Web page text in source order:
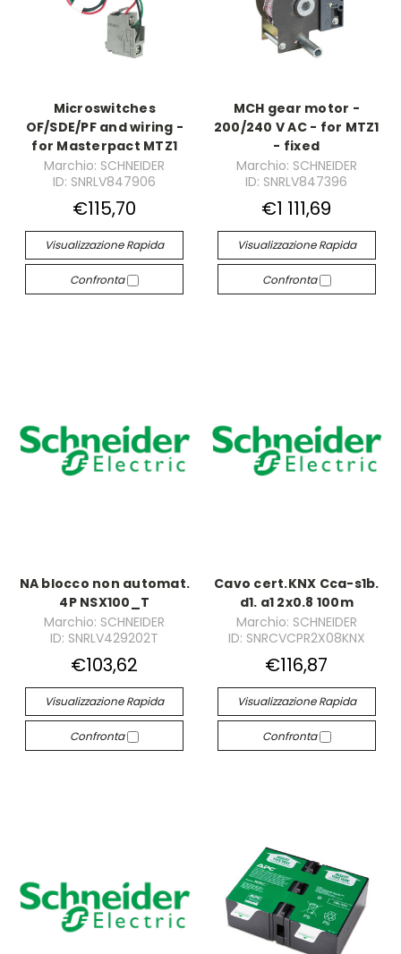
Microswitches
OF/SDE/PF and wiring -
for Masterpact MTZ1
Marchio: SCHNEIDER
ID: SNRLV847906
€115,70
Visualizzazione Rapida
Confronta
MCH gear motor -
200/240 V AC - for MTZ1
- fixed
Marchio: SCHNEIDER
ID: SNRLV847396
€1 111,69
Visualizzazione Rapida
Confronta
NA blocco non automat.
4P NSX100_T
Marchio: SCHNEIDER
ID: SNRLV429202T
€103,62
Visualizzazione Rapida
Confronta
Cavo cert.KNX Cca-s1b.
d1. a1 2x0.8 100m
Marchio: SCHNEIDER
ID: SNRCVCPR2X08KNX
€116,87
Visualizzazione Rapida
Confronta